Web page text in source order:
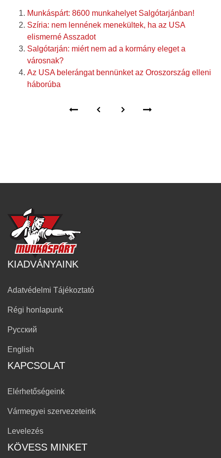
Munkáspárt: 8600 munkahelyet Salgótarjánban!
Szíria: nem lennének menekültek, ha az USA
elismerné Asszadot
Salgótarján: miért nem ad a kormány eleget a
városnak?
Az USA belerángat bennünket az Oroszország elleni
háborúba
KIADVÁNYAINK
Adatvédelmi Tájékoztató
Régi honlapunk
Русский
English
KAPCSOLAT
Elérhetőségeink
Vármegyei szervezeteink
Levelezés
KÖVESS MINKET